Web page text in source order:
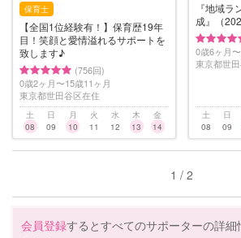
保育士
【全国1位経験有！】保育歴19年
目！笑顔と愛情溢れるサポートを
致します♪
(756回)
0歳2ヶ月〜15歳11ヶ月
東京都世田谷区在住
土
08
日
09
月
10
火
11
水
12
木
13
金
14
『地域
成』（
0歳6ヶ月
東京都世
土
08
日
09
1 / 2
会員登録するとすべてのサポーターの詳